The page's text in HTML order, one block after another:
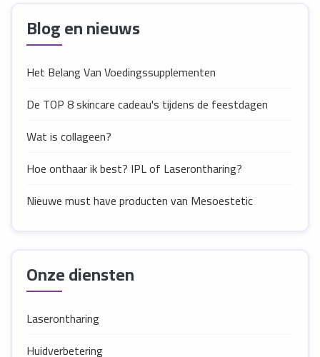
Blog en nieuws
Het Belang Van Voedingssupplementen
De TOP 8 skincare cadeau's tijdens de feestdagen
Wat is collageen?
Hoe onthaar ik best? IPL of Laserontharing?
Nieuwe must have producten van Mesoestetic
Onze diensten
Laserontharing
Huidverbetering